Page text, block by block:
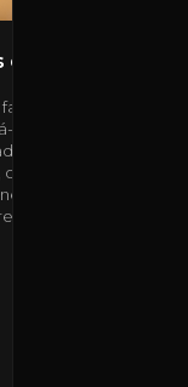
uma
a face com o
lo. Principalmente
de ouvir e fazer as
encontros one-
correta, criam
gestores e